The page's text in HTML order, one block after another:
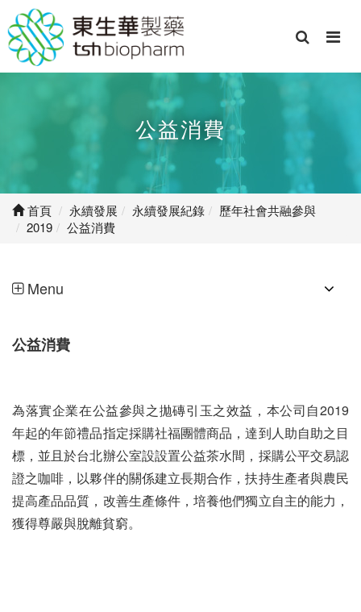
公益消費
首頁 永續發展 永續發展紀錄
歷年社會共融參與
2019
公益消費
Menu
公益消費
為落實企業在公益參與之拋磚引玉之效益，本公司自2019
年起的年節禮品指定採購社福團體商品，達到人助自助之目
標，並且於台北辦公室設設置公益茶水間，採購公平交易認
證之咖啡，以夥伴的關係建立長期合作，扶持生產者與農民
提高產品品質，改善生產條件，培養他們獨立自主的能力，
獲得尊嚴與脫離貧窮。